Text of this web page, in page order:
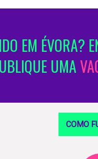
EM ÉVORA?
UMA
COMO